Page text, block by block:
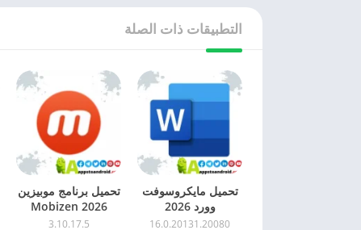
التطبيقات ذات الصلة
تحميل مايكروسوفت
وورد 2026
microsoft word
16.0.20131.20080
تحميل برنامج موبيزين
2026 Mobizen
للاندرويد اخر اصدار
3.10.17.5